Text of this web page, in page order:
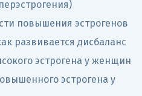
повышения эстрогенов
развивается дисбаланс
эстрогена у женщин
эстрогена у